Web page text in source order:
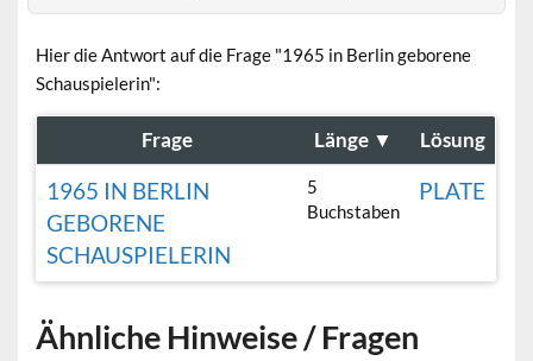
Hier die Antwort auf die Frage "1965 in Berlin geborene
Schauspielerin":
Frage Länge ▼ Lösung
1965 IN BERLIN
GEBORENE
SCHAUSPIELERIN
5
Buchstaben
PLATE
Ähnliche Hinweise / Fragen